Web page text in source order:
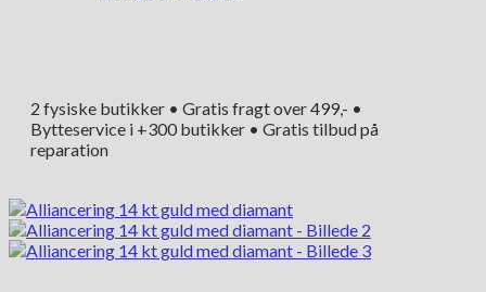
2 fysiske butikker • Gratis fragt over 499,- •
Bytteservice i +300 butikker • Gratis tilbud på
reparation